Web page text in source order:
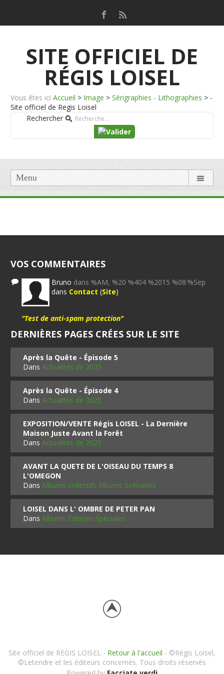
SITE OFFICIEL DE
RÉGIS LOISEL
Vous êtes ici Accueil > Image > Sérigraphies - Lithographies > -
Site officiel de Regis Loisel
Rechercher
Menu
VOS COMMENTAIRES
Bruno dans %AM, %20 %404 %2015 %08:%Sep
dans Contact (Site)
"Test de anti-spam protection"
DERNIÈRES PAGES CRÉES SUR LE SITE
Après la Quête - Épisode 5
DansActualités de 2025
Après la Quête - Épisode 4
DansActualités de 2025
EXPOSITION/VENTE Régis LOISEL - La Dernière
Maison Juste Avant la Forêt
DansActualités de 2025
AVANT LA QUETE DE L'OISEAU DU TEMPS 8
L'OMEGON
DansAlbums collectifs Albums Scénarios
LOISEL DANS L' OMBRE DE PETER PAN
DansAlbums Editions Spéciales
Site officiel de REGIS LOISEL - Retour à l'accueil - ©Régis Loisel,
©Letendre et les éditeurs concernés. Tous droits réservés